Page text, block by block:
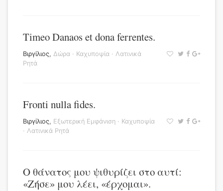
Timeo Danaos et dona ferrentes.
Βιργίλιος, Δώρα · Καχυποψία · Λατινικά
Ρητά
Fronti nulla fides.
Βιργίλιος, Εξωτερική Εμφάνιση · Καχυποψία
· Λατινικά Ρητά
Ο θάνατος μου ψιθυρίζει στο αυτί:
«Ζήσε» μου λέει, «έρχομαι».